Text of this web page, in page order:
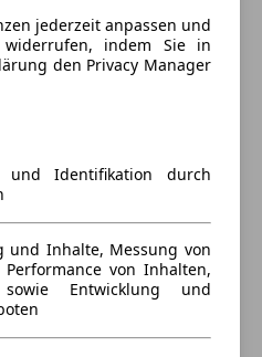
jederzeit anpassen und
indem Sie in
den Privacy Manager
und Identifikation durch
und Inhalte, Messung von
von Inhalten,
sowie Entwicklung und